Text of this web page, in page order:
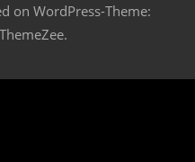
on WordPress-Theme: